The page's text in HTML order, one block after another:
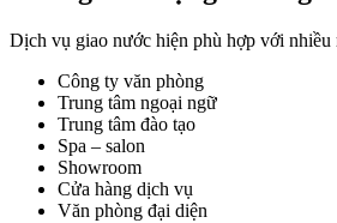
Dịch vụ giao nước hiện phù hợp với nhiều
Công ty văn phòng
Trung tâm ngoại ngữ
Trung tâm đào tạo
Spa – salon
Showroom
Cửa hàng dịch vụ
Văn phòng đại diện